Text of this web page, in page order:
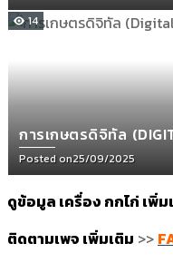
14
การเกษตรดิจิทัล
Posted on25/09/2025
ดูข้อมูล เครื่อง กกไก่ เพิ่ม
ติดตามเพจ เพิ่มเติม >>